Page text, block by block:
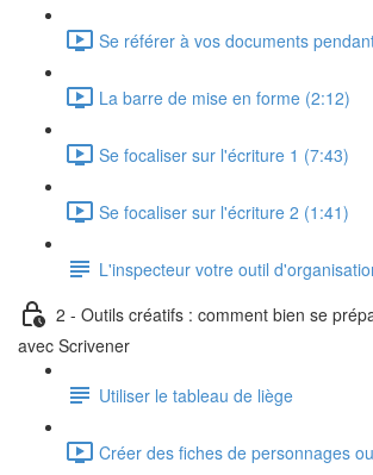
Se référer à vos documents
La barre de mise en forme (2:12)
Se focaliser sur l'écriture 1 (7:43)
Se focaliser sur l'écriture 2 (1:41)
L'inspecteur votre outil
2 - Outils créatifs : comment bien se
avec Scrivener
Utiliser le tableau de liège
Créer des fiches de personnages